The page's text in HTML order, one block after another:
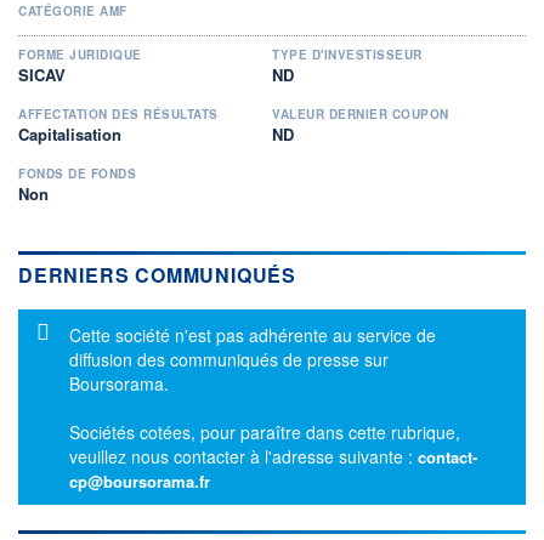
CATÉGORIE AMF
FORME JURIDIQUE
SICAV
TYPE D'INVESTISSEUR
ND
AFFECTATION DES RÉSULTATS
Capitalisation
VALEUR DERNIER COUPON
ND
FONDS DE FONDS
Non
DERNIERS COMMUNIQUÉS
Message d'information
Cette société n'est pas adhérente au service de
diffusion des communiqués de presse sur
Boursorama.
Sociétés cotées, pour paraître dans cette rubrique,
veuillez nous contacter à l'adresse suivante : contact-
cp@boursorama.fr